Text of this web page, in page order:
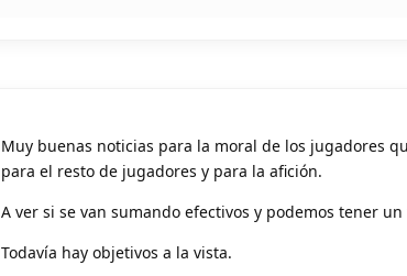
Muy buenas noticias para la moral de los jugadores
para el resto de jugadores y para la afición.
A ver si se van sumando efectivos y podemos tener
Todavía hay objetivos a la vista.